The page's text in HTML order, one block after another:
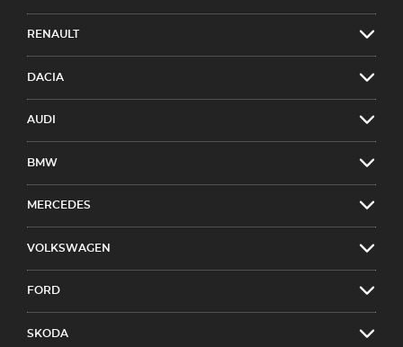
RENAULT
DACIA
AUDI
BMW
MERCEDES
VOLKSWAGEN
FORD
SKODA